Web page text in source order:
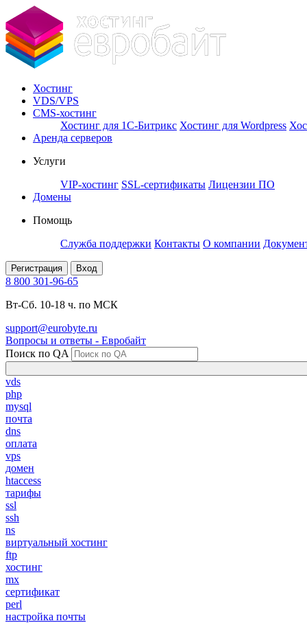
Хостинг
VDS/VPS
CMS-хостинг
Хостинг для 1С-Битрикс Хостинг для Wordpress
Аренда серверов
Услуги
VIP-хостинг SSL-сертификаты Лицензии ПО
Домены
Помощь
Служба поддержки Контакты О компании
Регистрация Вход
8 800 301-96-65
Вт-Сб. 10-18 ч. по МСК
support@eurobyte.ru
Вопросы и ответы - Евробайт
Поиск по QA
vds
php
mysql
почта
dns
оплата
vps
домен
htaccess
тарифы
ssl
ssh
ns
виртуальный хостинг
ftp
хостинг
mx
сертификат
perl
настройка почты